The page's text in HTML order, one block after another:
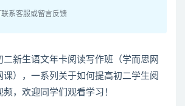
联系客服或留言反馈
二新生语文年卡阅读写作班（学而思网
课），一系列关于如何提高初二学生阅
，欢迎同学们观看学习！